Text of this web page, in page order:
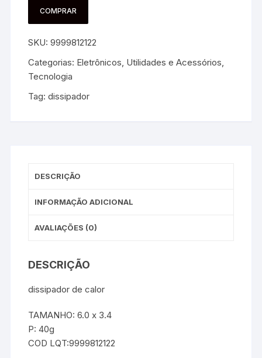
COMPRAR
SKU:9999812122
Categorias: Eletrônicos, Utilidades e Acessórios
Tecnologia
Tag:dissipador
DESCRIÇÃO
INFORMAÇÃO ADICIONAL
AVALIAÇÕES (0)
DESCRIÇÃO
dissipador de calor
TAMANHO: 6.0 x 3.4
P: 40g
COD LQT:9999812122